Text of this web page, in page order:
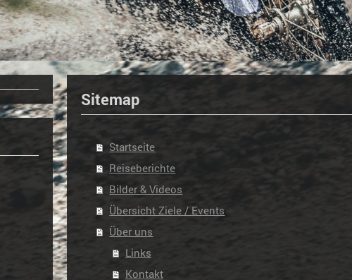
Sitemap
Startseite
Reiseberichte
Bilder & Videos
Übersicht Ziele / Events
Über uns
Links
Kontakt